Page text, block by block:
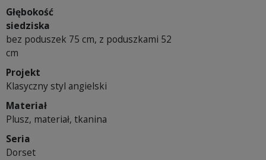
Głębokość
siedziska
bez poduszek 75 cm, z poduszkami 52
cm
Projekt
Klasyczny styl angielski
Materiał
Plusz, materiał, tkanina
Seria
Dorset